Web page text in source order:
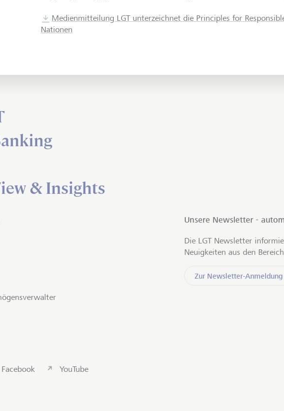
Medienmitteilung LGT unterzeichnet die Principles for
Nationen
& Insights
Unsere Newsletter -
Die LGT Newsletter
Neuigkeiten aus den
Zur Newsletter-Anmeldung
Facebook YouTube